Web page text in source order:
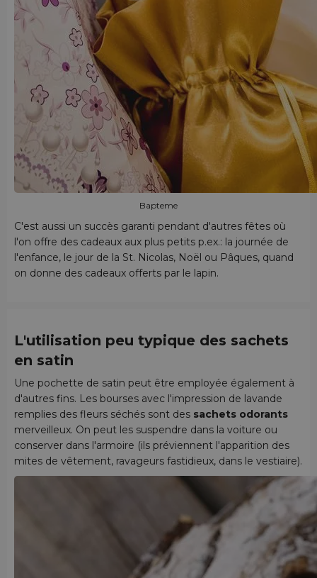
Bapteme
C'est aussi un succès garanti pendant d'autres fêtes où
l'on offre des cadeaux aux plus petits p.ex.: la journée de
l'enfance, le jour de la St. Nicolas, Noël ou Pâques, quand
on donne des cadeaux offerts par le lapin.
L'utilisation peu typique des sachets
en satin
Une pochette de satin peut être employée également à
d'autres fins. Les bourses avec l'impression de lavande
remplies des fleurs séchés sont des sachets odorants
merveilleux. On peut les suspendre dans la voiture ou
conserver dans l'armoire (ils préviennent l'apparition des
mites de vêtement, ravageurs fastidieux, dans le vestiaire).